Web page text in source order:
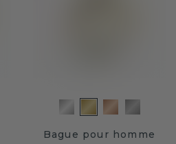
Bague pour homme